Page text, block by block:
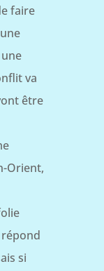
faire
va
être
Orient,
répond
si